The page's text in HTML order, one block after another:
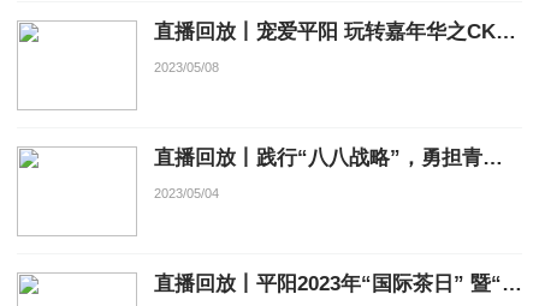
直播回放丨宠爱平阳 玩转嘉年华之CKU犬赛（5月8日）
2023/05/08
直播回放丨践行“八八战略”，勇担青春使命 第十二届平阳县“十大杰出青年”寻访活动
2023/05/04
直播回放丨平阳2023年“国际茶日” 暨“万人品黄汤”活动启动仪式